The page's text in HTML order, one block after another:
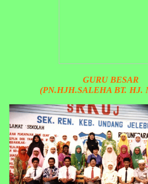
GURU BESAR
(PN.HJH.SALEHA BT. HJ.